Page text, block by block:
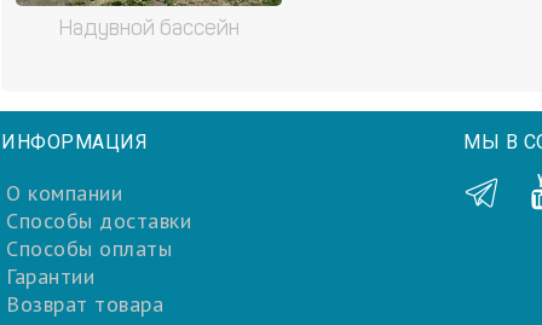
Надувной бассейн
ИНФОРМАЦИЯ МЫ В
О компании
Способы доставки
Способы оплаты
Гарантии
Возврат товара